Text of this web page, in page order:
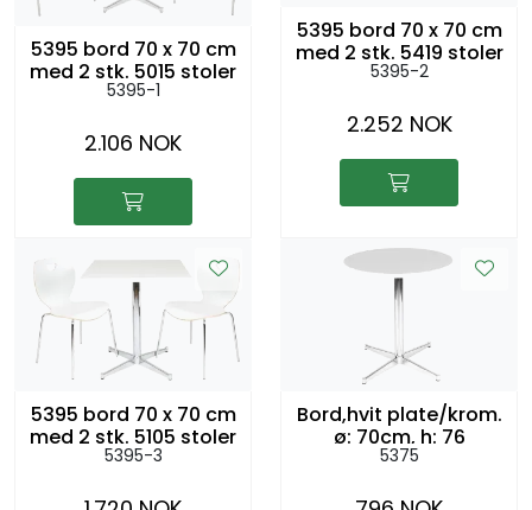
5395 bord 70 x 70 cm
med 2 stk. 5015 stoler
5395-1
2.106 NOK
5395 bord 70 x 70 cm
med 2 stk. 5419 stoler
5395-2
2.252 NOK
5395 bord 70 x 70 cm
med 2 stk. 5105 stoler
5395-3
Bord,hvit plate/krom.
ø: 70cm, h: 76
5375